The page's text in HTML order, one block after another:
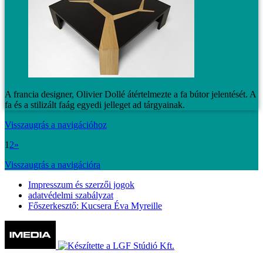
A francia designer, Olivier Dollé átértelmezte a fa bútor jelentését. A
fa és a stilizált faág egyedi jelleget ad tárgyainak.
Visszaugrás a navigációhoz
1 2»
Visszaugrás a navigációra
Impresszum és szerzői jogok
adatvédelmi szabályzat
Főszerkesztő: Kucsera Éva Myreille